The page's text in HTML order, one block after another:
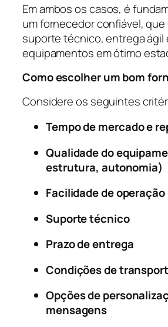
Em ambos os casos, é
um fornecedor confiável,
suporte técnico, entrega ágil
equipamentos em ótimo
Como escolher um bom
Considere os seguintes
Tempo de mercado e
Qualidade do
estrutura, autonomia)
Facilidade de operação
Suporte técnico
Prazo de entrega
Condições de
Opções de
mensagens